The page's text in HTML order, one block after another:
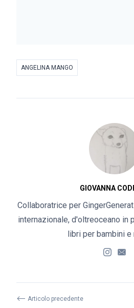
ANGELINA MANGO
GIOVANNA
Collaboratrice per
internazionale, d'oltreoceano in
libri per bambini e
⟵ Articolo precedente